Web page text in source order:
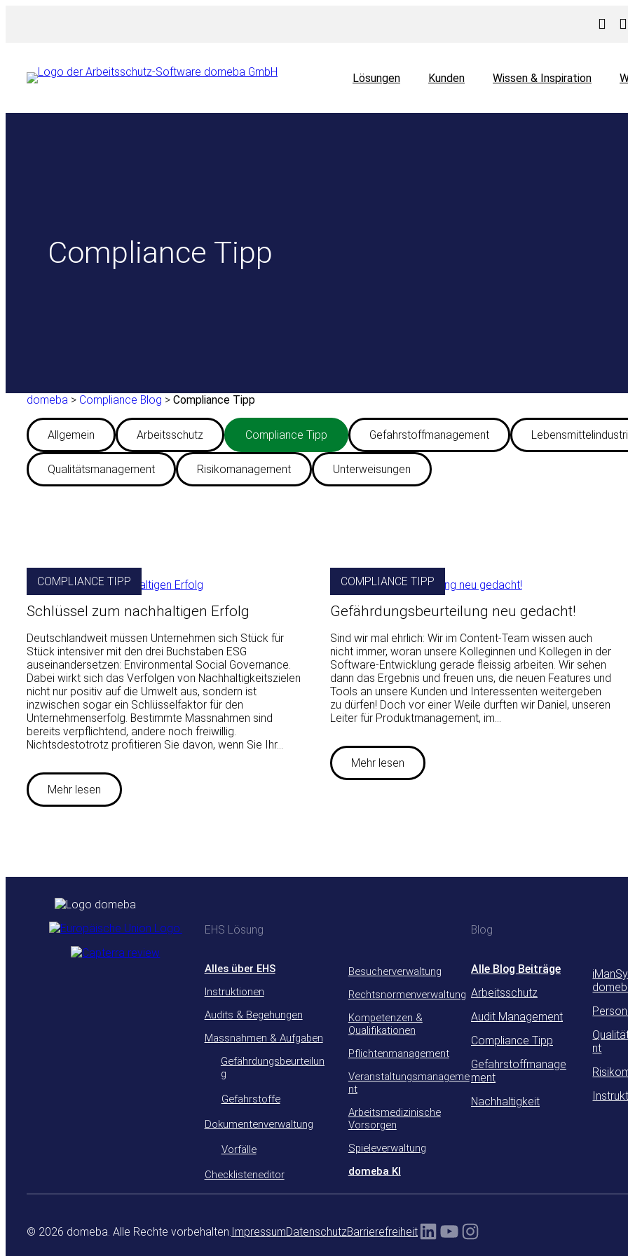
Lösungen Kunden Wissen & Inspiration
Compliance Tipp
domeba > Compliance Blog > Compliance Tipp
Allgemein Arbeitsschutz Compliance Tipp Gefahrstoffmanagement
Qualitätsmanagement Risikomanagement Unterweisungen
COMPLIANCE TIPP
Schlüssel zum nachhaltigen Erfolg
Deutschlandweit müssen Unternehmen sich Stück für
Stück intensiver mit den drei Buchstaben ESG
auseinandersetzen: Environmental Social Governance.
Dabei wirkt sich das Verfolgen von Nachhaltigkeitszielen
nicht nur positiv auf die Umwelt aus, sondern ist
inzwischen sogar ein Schlüsselfaktor für den
Unternehmenserfolg. Bestimmte Massnahmen sind
bereits verpflichtend, andere noch freiwillig.
Nichtsdestotrotz profitieren Sie davon, wenn Sie Ihr…
Mehr lesen
COMPLIANCE TIPP
Gefährdungsbeurteilung neu gedacht!
Sind wir mal ehrlich: Wir im Content-Team wissen auch
nicht immer, woran unsere Kolleginnen und Kollegen in der
Software-Entwicklung gerade fleissig arbeiten. Wir sehen
dann das Ergebnis und freuen uns, die neuen Features und
Tools an unsere Kunden und Interessenten weitergeben
zu dürfen! Doch vor einer Weile durften wir Daniel, unseren
Leiter für Produktmanagement, im…
Mehr lesen
EHS Lösung
Alles über EHS
Instruktionen
Audits & Begehungen
Massnahmen & Aufgaben
Gefährdungsbeurteilun
g
Gefahrstoffe
Dokumentenverwaltung
Vorfälle
Checklisteneditor
Besucherverwaltung
Rechtsnormenverwaltung
Kompetenzen &
Qualifikationen
Pflichtenmanagement
Veranstaltungsmanageme
nt
Arbeitsmedizinische
Vorsorgen
Spieleverwaltung
domeba KI
Blog
Alle Blog Beiträge
Arbeitsschutz
Audit Management
Compliance Tipp
Gefahrstoffmanage
ment
Nachhaltigkeit
nt
© 2026 domeba. Alle Rechte vorbehalten. ImpressumDatenschutzBarrierefreiheitLinkedIn
YouTube
Instagram